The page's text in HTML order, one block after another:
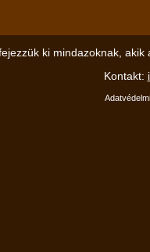
ki mindazoknak,
Kontakt: